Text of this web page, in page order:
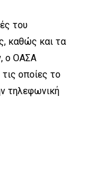
του
καθώς και τα
ο ΟΑΣΑ
οποίες το
τηλεφωνική